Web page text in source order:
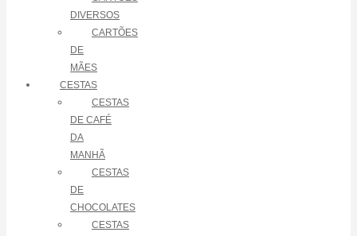
DIVERSOS
CARTÕES
DE
MÃES
CESTAS
CESTAS
DE CAFÉ
DA
MANHÃ
CESTAS
DE
CHOCOLATES
CESTAS